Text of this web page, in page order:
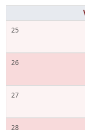
25
26
27
28